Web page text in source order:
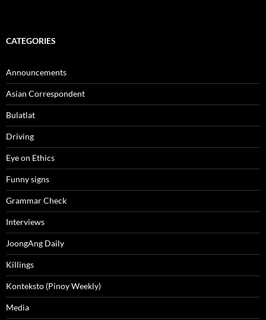
CATEGORIES
Announcements
Asian Correspondent
Bulatlat
Driving
Eye on Ethics
Funny signs
Grammar Check
Interviews
JoongAng Daily
Killings
Konteksto (Pinoy Weekly)
Media